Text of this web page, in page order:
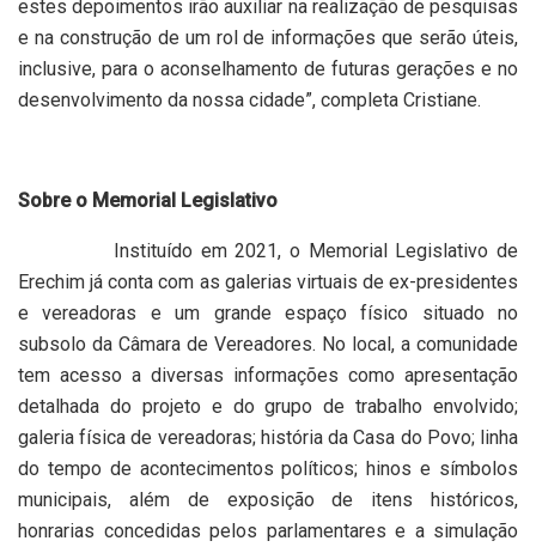
estes depoimentos irão auxiliar na realização de pesquisas
e na construção de um rol de informações que serão úteis,
inclusive, para o aconselhamento de futuras gerações e no
desenvolvimento da nossa cidade”, completa Cristiane.
Sobre o Memorial Legislativo
Instituído em 2021, o Memorial Legislativo de
Erechim já conta com as galerias virtuais de ex-presidentes
e vereadoras e um grande espaço físico situado no
subsolo da Câmara de Vereadores. No local, a comunidade
tem acesso a diversas informações como apresentação
detalhada do projeto e do grupo de trabalho envolvido;
galeria física de vereadoras; história da Casa do Povo; linha
do tempo de acontecimentos políticos; hinos e símbolos
municipais, além de exposição de itens históricos,
honrarias concedidas pelos parlamentares e a simulação